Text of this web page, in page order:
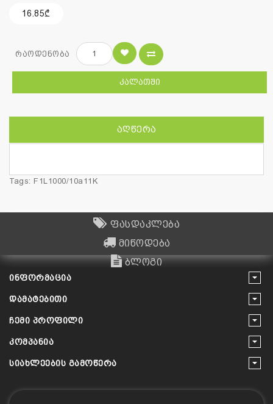
16.85₾
რაოდენობა
ᲙᲐᲚᲐᲗᲨᲘ
ᲐᲦᲬᲔᲠᲐ
Tags: F1L1000/10a11K
ფასდაკლება
მიწოდება
ბლოგი
ᲘᲜᲤᲝᲠᲛᲐᲪᲘᲐ
ᲓᲐᲛᲐᲢᲔᲑᲘᲗᲘ
ᲩᲔᲛᲘ ᲞᲠᲝᲤᲘᲚᲘ
ᲙᲝᲛᲞᲐᲜᲘᲐ
ᲡᲘᲐᲮᲚᲔᲔᲑᲘᲡ ᲒᲐᲛᲝᲬᲔᲠᲐ